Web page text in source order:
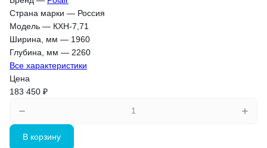
Страна марки — Россия
Модель — КХН-7,71
Ширина, мм — 1960
Глубина, мм — 2260
Все характеристики
Цена
183 450 ₽
В корзину